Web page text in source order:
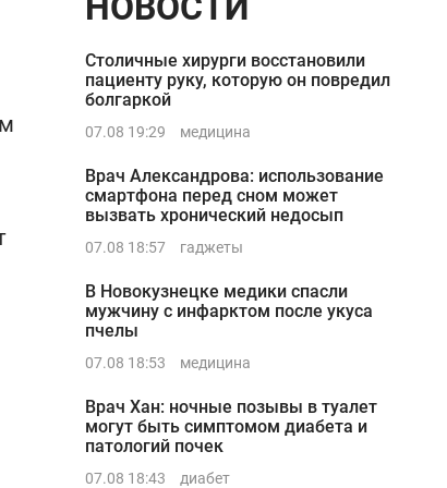
Столичные хирурги восстановили
пациенту руку, которую он повредил
болгаркой
07.08 19:29 медицина
Врач Александрова: использование
смартфона перед сном может
вызвать хронический недосып
07.08 18:57 гаджеты
В Новокузнецке медики спасли
мужчину с инфарктом после укуса
пчелы
07.08 18:53 медицина
Врач Хан: ночные позывы в туалет
могут быть симптомом диабета и
патологий почек
07.08 18:43 диабет